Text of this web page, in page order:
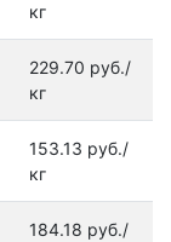
кг
229.70 руб./
кг
153.13 руб./
кг
184.18 руб./